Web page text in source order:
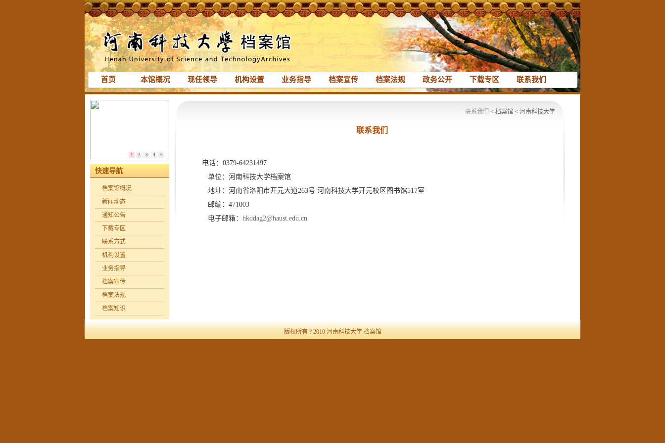
首页 本馆概况 现任领导 机构设置 业务指导 档案宣传 档案法规 政务公开 下载专区 联系我们
1 2 3 4 5
快速导航
档案馆概况
新闻动态
通知公告
下载专区
联系方式
机构设置
业务指导
档案宣传
档案法规
档案知识
联系我们 < 档案馆 < 河南科技大学
联系我们
电话：0379-64231497
单位：河南科技大学档案馆
地址：河南省洛阳市开元大道263号 河南科技大学开元校区图书馆517室
邮编：471003
电子邮箱： hkddag2@haust.edu.cn
版权所有 ? 2010 河南科技大学 档案馆